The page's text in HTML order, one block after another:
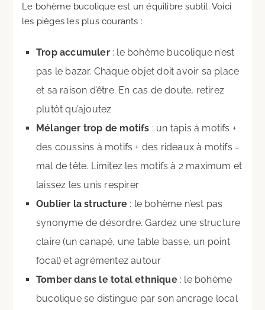
Le bohème bucolique est un équilibre subtil. Voici
les pièges les plus courants :
Trop accumuler: le bohème bucolique n’est
pas le bazar. Chaque objet doit avoir sa place
et sa raison d’être. En cas de doute, retirez
plutôt qu’ajoutez
Mélanger trop de motifs : un tapis à motifs +
des coussins à motifs + des rideaux à motifs =
mal de tête. Limitez les motifs à 2 maximum et
laissez les unis respirer
Oublier la structure : le bohème n’est pas
synonyme de désordre. Gardez une structure
claire (un canapé, une table basse, un point
focal) et agrémentez autour
Tomber dans le total ethnique: le bohème
bucolique se distingue par son ancrage local